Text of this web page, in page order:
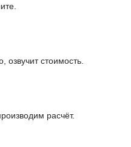
озвучит стоимость.
расчёт.